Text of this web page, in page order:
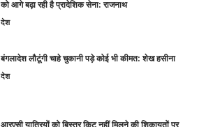
को आगे बढ़ा रही है प्रादेशिक सेना: राजनाथ
देश
बंगलादेश लौटूंगी चाहे चुकानी पड़े कोई भी कीमत: शेख हसीना
देश
आरएसी यात्रियों को बिस्तर किट नहीं मिलने की शिकायतों पर